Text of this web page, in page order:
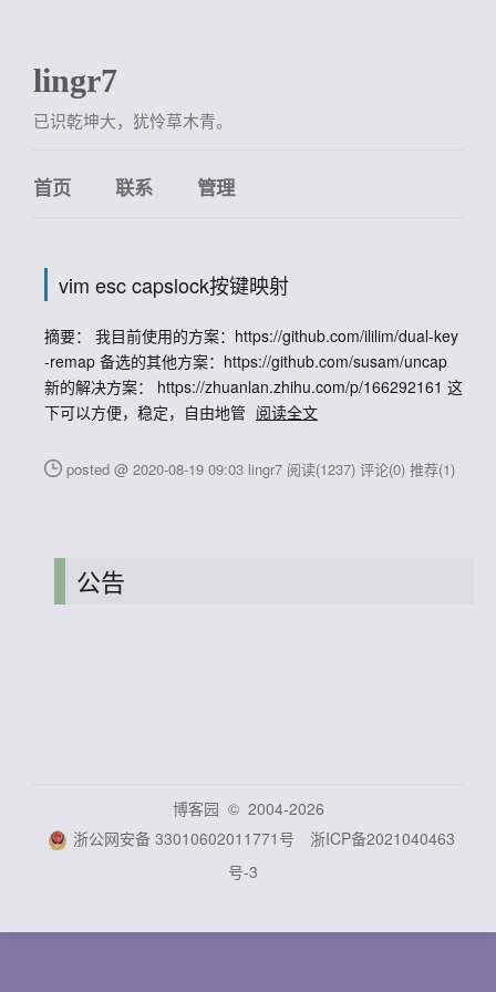
lingr7
已识乾坤大，犹怜草木青。
首页 联系 管理
vim esc capslock按键映射
摘要： 我目前使用的方案：https://github.com/ililim/dual-key
-remap 备选的其他方案：https://github.com/susam/uncap
新的解决方案： https://zhuanlan.zhihu.com/p/166292161 这
下可以方便，稳定，自由地管 阅读全文
posted @ 2020-08-19 09:03 lingr7 阅读(1237) 评论(0) 推荐(1)
公告
博客园 © 2004-2026
浙公网安备 33010602011771号
浙ICP备2021040463
号-3